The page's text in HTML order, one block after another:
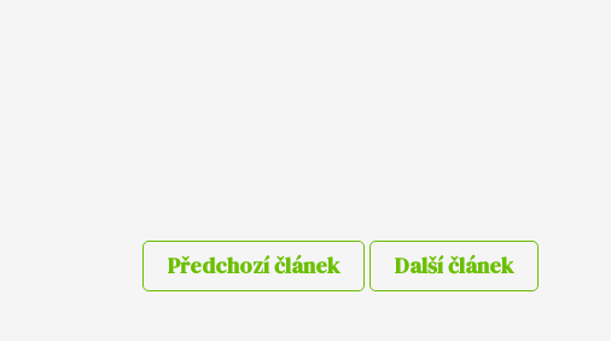
Předchozí článek Další článek